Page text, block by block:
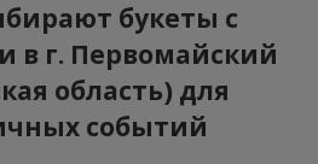
букеты с
в г. Первомайский
область) для
событий